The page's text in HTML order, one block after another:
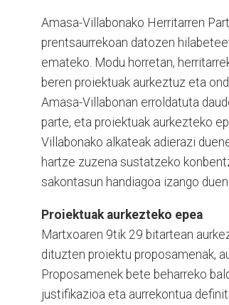
Amasa-Villabonako Herritarren
prentsaurrekoan datozen
emateko. Modu horretan,
beren proiektuak aurkeztuz eta
Amasa-Villabonan erroldatuta
parte, eta proiektuak aurkezteko
Villabonako alkateak adierazi
hartze zuzena sustatzeko
sakontasun handiagoa izango
Proiektuak aurkezteko epea
Martxoaren 9tik 29 bitartean
dituzten proiektu proposamenak,
Proposamenek bete beharreko
justifikazioa eta aurrekontua